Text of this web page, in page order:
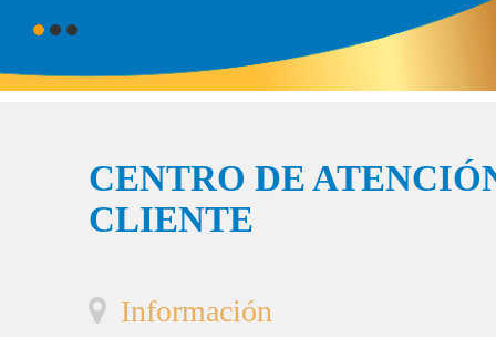
CENTRO DE
CLIENTE
Información